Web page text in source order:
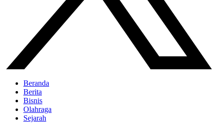
Beranda
Berita
Bisnis
Olahraga
Sejarah